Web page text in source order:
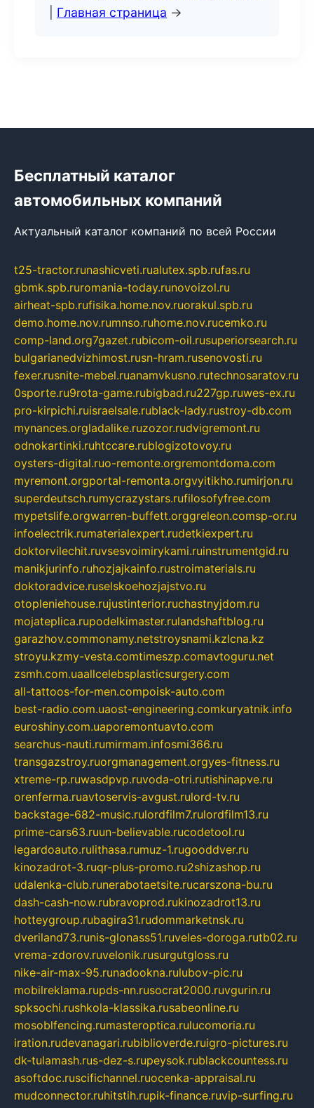
Главная страница →
Бесплатный каталог
автомобильных компаний
Актуальный каталог компаний по всей России
t25-tractor.runashicveti.rualutex.spb.rufas.ru
gbmk.spb.ruromania-today.runovoizol.ru
airheat-spb.rufisika.home.nov.ruorakul.spb.ru
demo.home.nov.rumnso.ruhome.nov.rucemko.ru
comp-land.org7gazet.rubicom-oil.rusuperiorsearch.ru
bulgarianedvizhimost.rusn-hram.rusenovosti.ru
fexer.rusnite-mebel.ruanamvkusno.rutechnosaratov.ru
0sporte.ru9rota-game.rubigbad.ru227gp.ruwes-ex.ru
pro-kirpichi.ruisraelsale.rublack-lady.rustroy-db.com
mynances.orgladalike.ruzozor.rudvigremont.ru
odnokartinki.ruhtccare.rublogizotovoy.ru
oysters-digital.ruo-remonte.orgremontdoma.com
myremont.orgportal-remonta.orgvyitikho.rumirjon.ru
superdeutsch.rumycrazystars.rufilosofyfree.com
mypetslife.orgwarren-buffett.orggreleon.comsp-or.ru
infoelectrik.rumaterialexpert.rudetkiexpert.ru
doktorvilechit.ruvsesvoimirykami.ruinstrumentgid.ru
manikjurinfo.ruhozjajkainfo.rustroimaterials.ru
doktoradvice.ruselskoehozjajstvo.ru
otopleniehouse.rujustinterior.ruchastnyjdom.ru
mojateplica.rupodelkimaster.rulandshaftblog.ru
garazhov.commonamy.netstroysnami.kzlcna.kz
stroyu.kzmy-vesta.comtimeszp.comavtoguru.net
zsmh.com.uaallcelebsplasticsurgery.com
all-tattoos-for-men.compoisk-auto.com
best-radio.com.uaost-engineering.comkuryatnik.info
euroshiny.com.uaporemontuavto.com
searchus-nauti.rumirmam.infosmi366.ru
transgazstroy.ruorgmanagement.orgyes-fitness.ru
xtreme-rp.ruwasdpvp.ruvoda-otri.rutishinapve.ru
orenferma.ruavtoservis-avgust.rulord-tv.ru
backstage-682-music.rulordfilm7.rulordfilm13.ru
prime-cars63.ruun-believable.rucodetool.ru
legardoauto.rulithasa.rumuz-1.rugooddver.ru
kinozadrot-3.ruqr-plus-promo.ru2shizashop.ru
udalenka-club.runerabotaetsite.rucarszona-bu.ru
dash-cash-now.rubravoprod.rukinozadrot13.ru
hotteygroup.rubagira31.rudommarketnsk.ru
dveriland73.runis-glonass51.ruveles-doroga.rutb02.ru
vrema-zdorov.ruvelonik.rusurgutgloss.ru
nike-air-max-95.runadookna.rulubov-pic.ru
mobilreklama.rupds-nn.rusocrat2000.ruvgurin.ru
spksochi.rushkola-klassika.rusabeonline.ru
mosoblfencing.rumasteroptica.rulucomoria.ru
iration.rudevanagari.rubiblioverde.ruigro-pictures.ru
dk-tulamash.rus-dez-s.rupeysok.rublackcountess.ru
asoftdoc.ruscifichannel.ruocenka-appraisal.ru
mudconnector.ruhitstih.rupik-finance.ruvip-surfing.ru